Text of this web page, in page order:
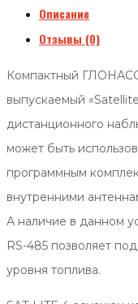
Описание
Отзывы (0)
Компактный
выпускаемый
дистанционного
может быть
программным
внутренними
А наличие в данном
RS-485 позволяет
уровня топлива.